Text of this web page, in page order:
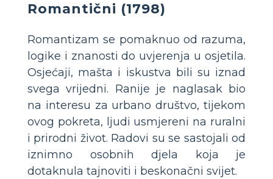
Romantični (1798)
Romantizam se pomaknuo od razuma,
logike i znanosti do uvjerenja u osjetila.
Osjećaji, mašta i iskustva bili su iznad
svega vrijedni. Ranije je naglasak bio
na interesu za urbano društvo, tijekom
ovog pokreta, ljudi usmjereni na ruralni
i prirodni život. Radovi su se sastojali od
iznimno osobnih djela koja je
dotaknula tajnoviti i beskonačni svijet.